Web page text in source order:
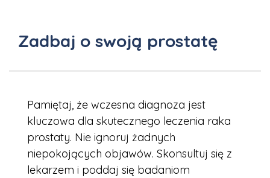
Zadbaj o swoją prostatę
Pamiętaj, że wczesna diagnoza jest
kluczowa dla skutecznego leczenia raka
prostaty. Nie ignoruj żadnych
niepokojących objawów. Skonsultuj się z
lekarzem i poddaj się badaniom